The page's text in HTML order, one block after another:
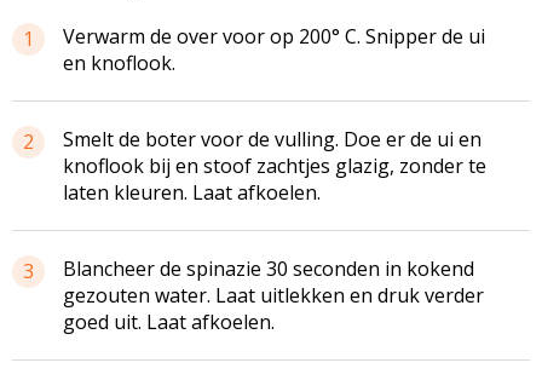
1
Verwarm de over voor op 200° C. Snipper de ui
en knoflook.
2
Smelt de boter voor de vulling. Doe er de ui en
knoflook bij en stoof zachtjes glazig, zonder te
laten kleuren. Laat afkoelen.
3
Blancheer de spinazie 30 seconden in kokend
gezouten water. Laat uitlekken en druk verder
goed uit. Laat afkoelen.